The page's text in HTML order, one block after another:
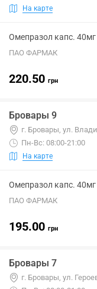
На карте
Омепразол капс.
ПАО ФАРМАК
220.50 грн
Бровары 9
г. Бровары, ул.
Пн-Вс: 08:00-21:00
На карте
Омепразол капс.
ПАО ФАРМАК
195.00 грн
Бровары 7
г. Бровары, ул.